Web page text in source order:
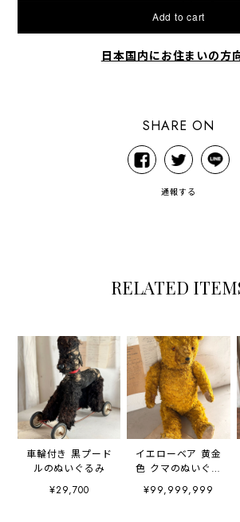
Add to cart
日本国内にお住まいの方
SHARE ON
通報する
RELATED
車輪付き 黒プード
ルのぬいぐるみ
¥29,700
イエローベア 黄金
色 クマのぬいぐる
み
¥99,999,999